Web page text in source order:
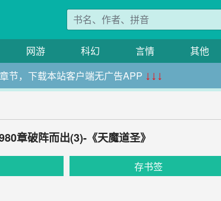
网游 科幻 言情 其他
节，下载本站客户端无广告APP ↓↓↓
章破阵而出(3)-《天魔道圣》
存书签